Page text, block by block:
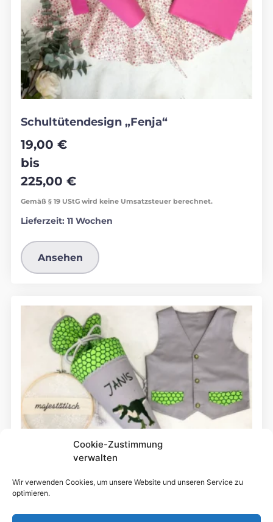
Cookie-Zustimmung
verwalten
Wir verwenden Cookies, um unsere Website und unseren Service zu
optimieren.
Schultütendesign „Fenja“
19,00 €
bis
225,00 €
Gemäß § 19 UStG wird keine Umsatzsteuer berechnet.
Lieferzeit: 11 Wochen
Ansehen